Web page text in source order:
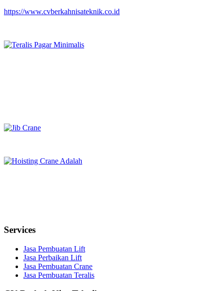
https://www.cvberkahnisateknik.co.id
Services
Jasa Pembuatan Lift
Jasa Perbaikan Lift
Jasa Pembuatan Crane
Jasa Pembuatan Teralis